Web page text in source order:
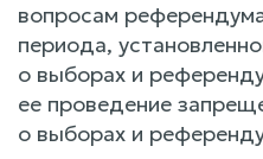
вопросам
периода,
о выборах и
ее проведение
о выборах и